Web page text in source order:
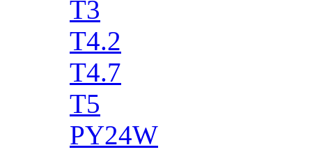
T3
T4.2
T4.7
T5
PY24W